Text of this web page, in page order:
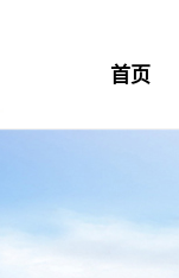
首页